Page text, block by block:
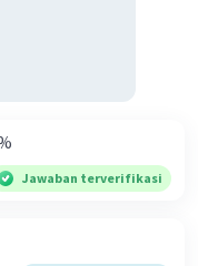
Jawaban terverifikasi